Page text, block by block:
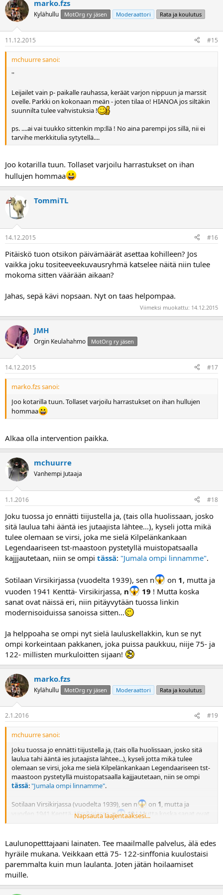
marko.fzs
Kylähullu MotOrg ry jäsen Moderaattori Rata ja koulutus
11.12.2015 #15
mchuurre sanoi:
''
Leijailet vain p- paikalle rauhassa, keräät varjon nippuun ja marssit
ovelle. Parkki on kokonaan meän - joten tilaa o! HIANOA jos siltäkin
suunnilta tulee vahvistuksia !
ps. ....ai vai tuukko sittenkin mp:llä ! No aina parempi jos sillä, nii ei
tarvihe merkkitulia sytytellä....
Joo kotarilla tuun. Tollaset varjoilu harrastukset on ihan
hullujen hommaa
TommiTL
14.12.2015 #16
Pitäiskö tuon otsikon päivämäärät asettaa kohilleen? Jos
vaikka joku tositeeveekuvausryhmä katselee näitä niin tulee
mokoma sitten väärään aikaan?
Jahas, sepä kävi nopsaan. Nyt on taas helpompaa.
Viimeksi muokattu: 14.12.2015
JMH
Orgin Keulahahmo MotOrg ry jäsen
14.12.2015 #17
marko.fzs sanoi:
Joo kotarilla tuun. Tollaset varjoilu harrastukset on ihan hullujen
hommaa
Alkaa olla intervention paikka.
mchuurre
Vanhempi Jutaaja
1.1.2016 #18
Joku tuossa jo ennätti tiijustella ja, (tais olla huolissaan, josko
sitä laulua tahi ääntä ies jutaajista lähtee...), kyseli jotta mikä
tulee olemaan se virsi, joka me sielä Kilpelänkankaan
Legendaariseen tst-maastoon pystetyllä muistopatsaalla
kajjjautetaan, niin se ompi tässä: "Jumala ompi linnamme".
Sotilaan Virsikirjassa (vuodelta 1939), sen n on 1, mutta ja
vuoden 1941 Kenttä- Virsikirjassa, n 19 ! Mutta koska
sanat ovat näissä eri, niin pitäyvytään tuossa linkin
modernisoiduissa sanoissa sitten...
Ja helppoaha se ompi nyt sielä lauluskellakkin, kun se nyt
ompi korkeintaan pakkanen, joka puissa paukkuu, niije 75- ja
122- millisten murkuloitten sijaan!
marko.fzs
Kylähullu MotOrg ry jäsen Moderaattori Rata ja koulutus
2.1.2016 #19
mchuurre sanoi:
Joku tuossa jo ennätti tiijustella ja, (tais olla huolissaan, josko sitä
laulua tahi ääntä ies jutaajista lähtee...), kyseli jotta mikä tulee
olemaan se virsi, joka me sielä Kilpelänkankaan Legendaariseen tst-
maastoon pystetyllä muistopatsaalla kajjjautetaan, niin se ompi
tässä:"Jumala ompi linnamme".
Sotilaan Virsikirjassa (vuodelta 1939), sen n on 1, mutta ja
vuoden 1941 Kenttä- Virsikirjassa,n 19! Mutta koska sanat ovat
näissä eri, niin pitäyvytään tuossa linkin modernisoiduissa sanoissa
Ja helppoaha se ompi nyt sielä lauluskellakkin, kun se nyt ompi
korkeintaan pakkanen, joka puissa paukkuu, niije 75- ja 122-
millisten murkuloitten sijaan!
Napsauta laajentaaksesi...
Laulunopetttajaani lainaten. Tee maailmalle palvelus, älä edes
hyräile mukana. Veikkaan että 75- 122-sinffonia kuulostaisi
paremmalta kuin mun laulanta. Joten jätän hoilaamiset
muille.